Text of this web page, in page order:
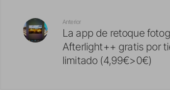
Anterior
La app de retoque
Afterlight++ gratis por
limitado (4,99€>0€)